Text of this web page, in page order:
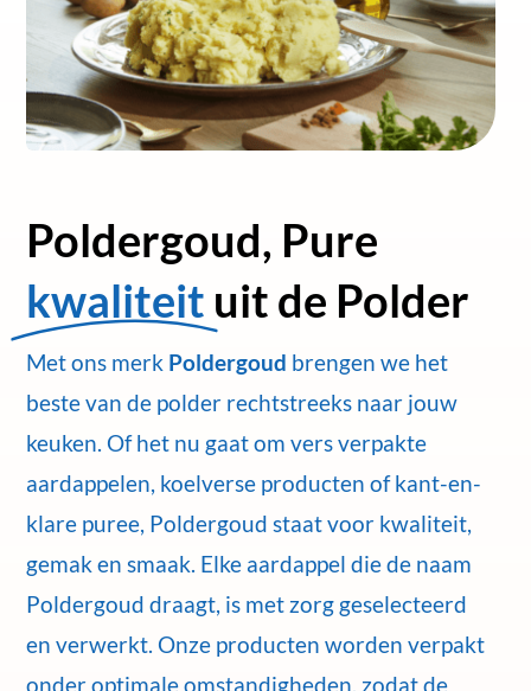
Poldergoud, Pure
kwaliteit uit de Polder
Met ons merk Poldergoud brengen we het
beste van de polder rechtstreeks naar jouw
keuken. Of het nu gaat om vers verpakte
aardappelen, koelverse producten of kant-en-
klare puree, Poldergoud staat voor kwaliteit,
gemak en smaak. Elke aardappel die de naam
Poldergoud draagt, is met zorg geselecteerd
en verwerkt. Onze producten worden verpakt
onder optimale omstandigheden, zodat de